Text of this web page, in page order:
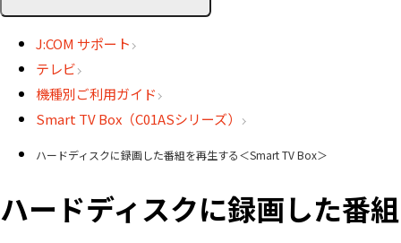
J:COM サポート
テレビ
機種別ご利用ガイド
Smart TV Box（C01ASシリーズ）
ハードディスクに録画した番組を再生する＜Smart TV Box＞
ハードディスクに録画した番